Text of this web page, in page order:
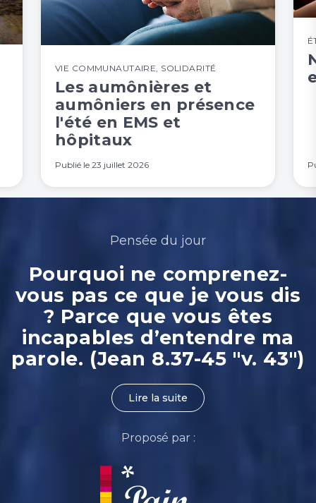
VIE COMMUNAUTAIRE SOLIDARITÉ
Les aumônières et
aumôniers en présence
l'été en EMS et
hôpitaux
Publié le 23 juillet 2026
Pensée du jour
Pourquoi ne comprenez-
vous pas ce que je vous dis
? Parce que vous êtes
incapables d’entendre ma
parole. (Jean 8.37-45 "v. 43")
Lire la suite
Proposé par :